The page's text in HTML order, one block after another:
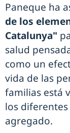
Paneque ha
de los
Catalunya"
salud
como un
vida de las
familias está
los
agregado.